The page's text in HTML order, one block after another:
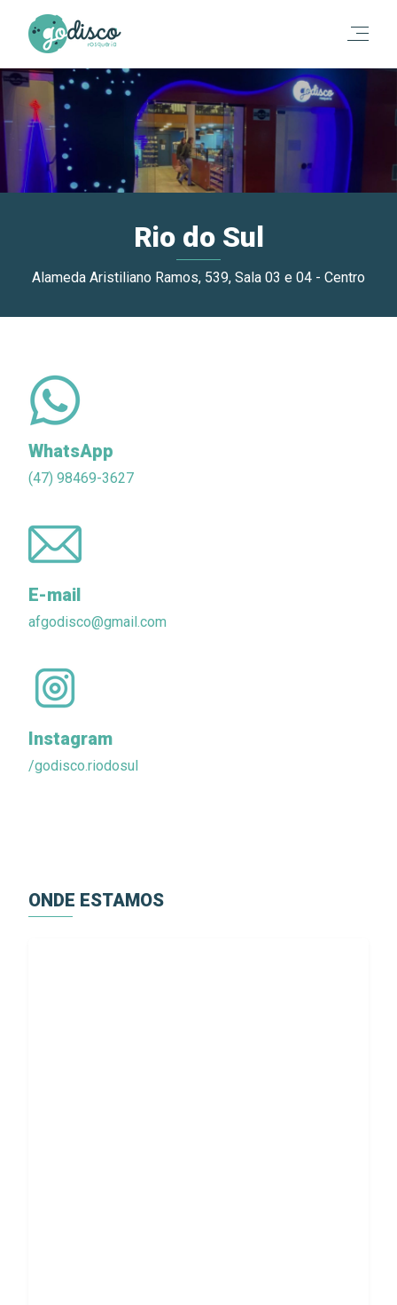
Rio do Sul
Alameda Aristiliano Ramos, 539, Sala 03 e 04 - Centro
WhatsApp
(47) 98469-3627
E-mail
afgodisco@gmail.com
Instagram
/godisco.riodosul
ONDE ESTAMOS